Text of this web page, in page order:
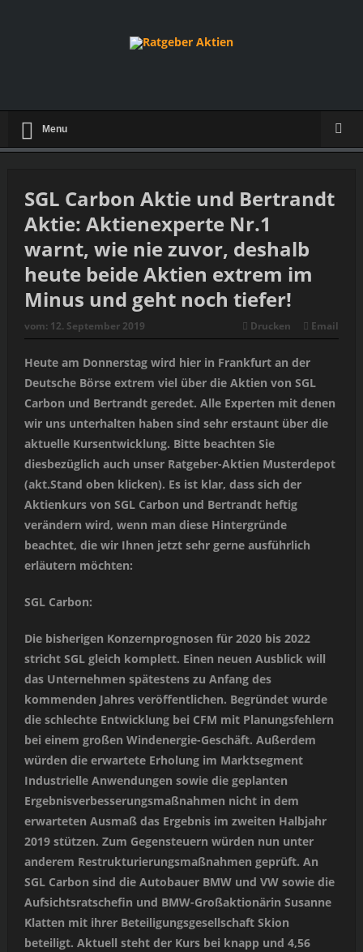
Menu
SGL Carbon Aktie und Bertrandt
Aktie: Aktienexperte Nr.1
warnt, wie nie zuvor, deshalb
heute beide Aktien extrem im
Minus und geht noch tiefer!
vom: 12. September 2019 Drucken Email
Heute am Donnerstag wird hier in Frankfurt an der
Deutsche Börse extrem viel über die Aktien von SGL
Carbon und Bertrandt geredet. Alle Experten mit denen
wir uns unterhalten haben sind sehr erstaunt über die
aktuelle Kursentwicklung. Bitte beachten Sie
diesbezüglich auch unser Ratgeber-Aktien Musterdepot
(akt.Stand oben klicken). Es ist klar, dass sich der
Aktienkurs von SGL Carbon und Bertrandt heftig
verändern wird, wenn man diese Hintergründe
beachtet, die wir Ihnen jetzt sehr gerne ausführlich
erläutern möchten:
SGL Carbon:
Die bisherigen Konzernprognosen für 2020 bis 2022
stricht SGL gleich komplett. Einen neuen Ausblick will
das Unternehmen spätestens zu Anfang des
kommenden Jahres veröffentlichen. Begründet wurde
die schlechte Entwicklung bei CFM mit Planungsfehlern
bei einem großen Windenergie-Geschäft. Außerdem
würden die erwartete Erholung im Marktsegment
Industrielle Anwendungen sowie die geplanten
Ergebnisverbesserungsmaßnahmen nicht in dem
erwarteten Ausmaß das Ergebnis im zweiten Halbjahr
2019 stützen. Zum Gegensteuern würden nun unter
anderem Restrukturierungsmaßnahmen geprüft. An
SGL Carbon sind die Autobauer BMW und VW sowie die
Aufsichtsratschefin und BMW-Großaktionärin Susanne
Klatten mit ihrer Beteiligungsgesellschaft Skion
beteiligt. Aktuell steht der Kurs bei knapp und 4,56